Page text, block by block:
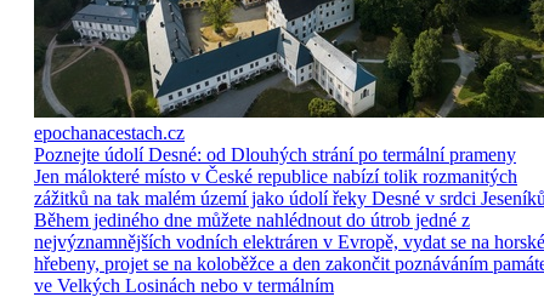
epochanacestach.cz
Poznejte údolí Desné: od Dlouhých strání po termální prameny
Jen málokteré místo v České republice nabízí tolik rozmanitých
zážitků na tak malém území jako údolí řeky Desné v srdci
Během jediného dne můžete nahlédnout do útrob jedné z
nejvýznamnějších vodních elektráren v Evropě, vydat se na horské
hřebeny, projet se na koloběžce a den zakončit poznáváním
ve Velkých Losinách nebo v termálním